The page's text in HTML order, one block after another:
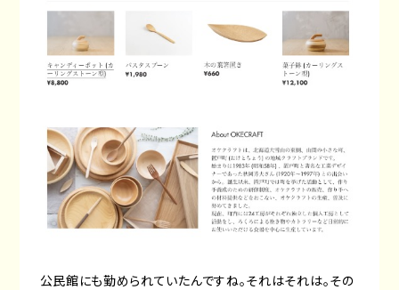
公民館にも勤められていたんですね。それはそれは。その